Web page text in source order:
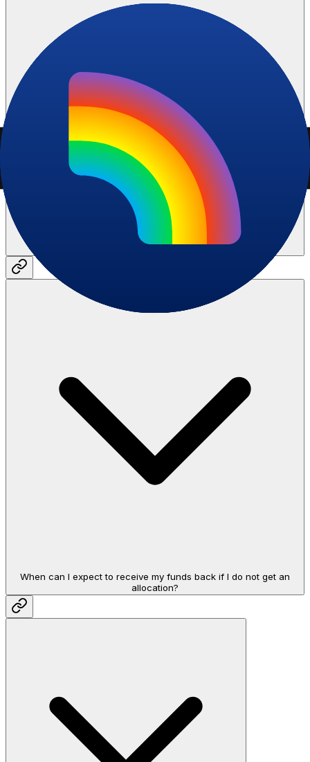
Sale Structure: How does the "Filling from the Bottom" sale
When can I expect to receive my funds back if I do not get an
allocation?